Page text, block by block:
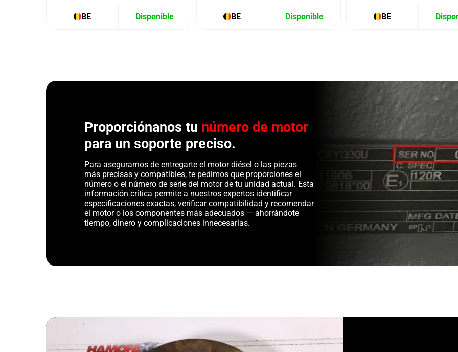
BE Disponible BE Disponible BE
Proporciónanos tu número de motor
para un soporte preciso.
Para asegurarnos de entregarte el motor diésel o las piezas
más precisas y compatibles, te pedimos que proporciones el
número o el número de serie del motor de tu unidad actual. Esta
información crítica permite a nuestros expertos identificar
especificaciones exactas, verificar compatibilidad y recomendar
el motor o los componentes más adecuados — ahorrándote
tiempo, dinero y complicaciones innecesarias.